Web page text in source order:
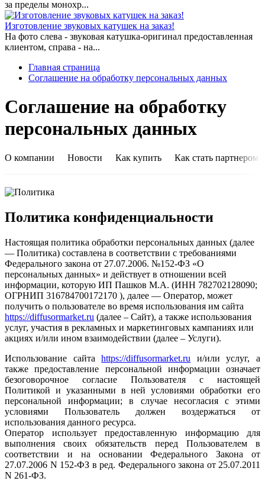
за пределы монохр...
Изготовление звуковых катушек на заказ!
На фото слева - звуковая катушка-оригинал предоставленная
клиентом, справа - на...
Главная страница
Соглашение на обработку персональных данных
Соглашение на обработку
персональных данных
О компании Новости Как купить Как стать партнером
Политика конфиденциальности
Настоящая политика обработки персональных данных (далее
— Политика) составлена в соответствии с требованиями
Федерального закона от 27.07.2006. №152-ФЗ «О
персональных данных» и действует в отношении всей
информации, которую ИП Пашков М.А. (ИНН 782702128090;
ОГРНИП 316784700172170 ), далее — Оператор, может
получить о пользователе во время использования им сайта
https://diffusormarket.ru (далее – Сайт), а также использования
услуг, участия в рекламных и маркетинговых кампаниях или
акциях и/или ином взаимодействии (далее – Услуги).
Использование сайтаhttps://diffusormarket.ru и/или услуг, а
также предоставление персональной информации означает
безоговорочное согласие Пользователя с настоящей
Политикой и указанными в ней условиями обработки его
персональной информации; в случае несогласия с этими
условиями Пользователь должен воздержаться от
использования данного ресурса.
Оператор использует предоставленную информацию для
выполнения своих обязательств перед Пользователем в
соответствии и на основании Федерального Закона от
27.07.2006 N 152-ФЗ в ред. Федерального закона от 25.07.2011
N 261-ФЗ.